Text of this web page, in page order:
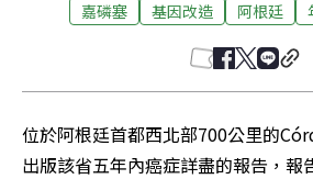
嘉磷塞 基因改造 阿根廷
位於阿根廷首都西北部700公里的
出版該省五年內癌症詳盡的報告，報